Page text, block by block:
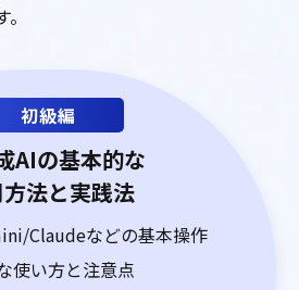
初級編
AIの基本的な
法と実践法
Claudeなどの基本操作
使い方と注意点